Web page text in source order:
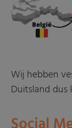
Wij hebben
Duitsland dus